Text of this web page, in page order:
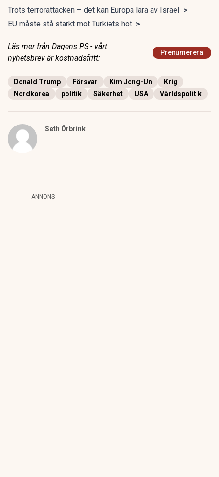
Trots terrorattacken – det kan Europa lära av Israel >
EU måste stå starkt mot Turkiets hot >
Läs mer från Dagens PS - vårt
nyhetsbrev är kostnadsfritt:
Prenumerera
Donald Trump Försvar Kim Jong-Un
Krig
Nordkorea
politik Säkerhet USA Världspolitik
Seth Örbrink
ANNONS